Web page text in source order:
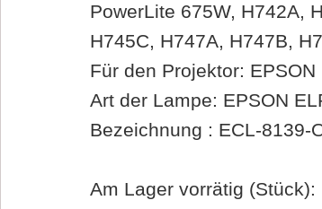
PowerLite 675W, H742A,
H745C, H747A, H747B,
Für den Projektor: EPSON
Art der Lampe: EPSON
Bezeichnung : ECL-8139-
Am Lager vorrätig (Stück):